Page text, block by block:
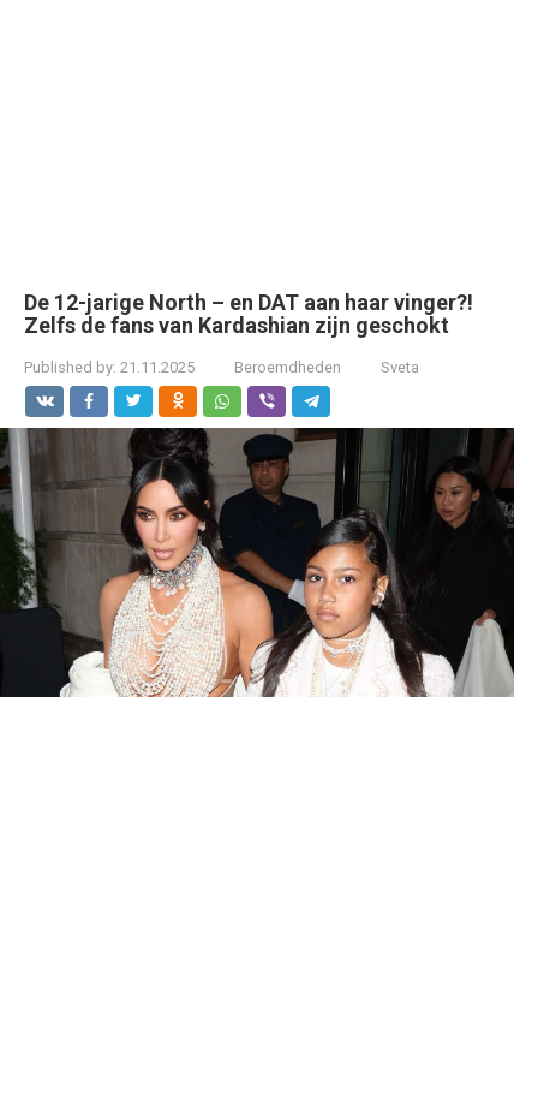
De 12-jarige North – en DAT aan haar vinger?!
Zelfs de fans van Kardashian zijn geschokt
Published by: 21.11.2025 Beroemdheden Sveta